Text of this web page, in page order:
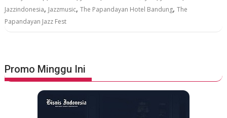
Jazzindonesia, Jazzmusic,The Papandayan Hotel Bandung,The
Papandayan Jazz Fest
Promo Minggu Ini